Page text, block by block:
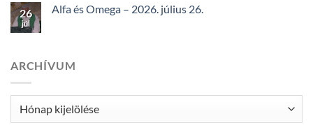
26
júl
Alfa és Omega – 2026. július 26.
ARCHÍVUM
Archívum